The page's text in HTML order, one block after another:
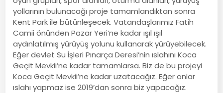
yollarının bulunacağı proje tamamlandıktan sonra
Kent Park ile bütünleşecek. Vatandaşlarımız Fatih
Camii önünden Pazar Yeri’ne kadar ışıl ışıl
aydınlatılmış yürüyüş yolunu kullanarak yürüyebilecek.
Eğer devlet Su İşleri Pınarça Deresi’nin ıslahını Koca
Geçit Mevkii’ne kadar tamamlarsa. Biz de bu projeyi
Koca Geçit Mevkii’ne kadar uzatacağız. Eğer onlar
ıslahı yapmaz ise 2019’dan sonra biz yapacağız.